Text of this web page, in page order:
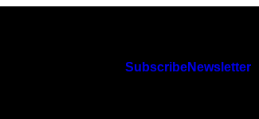
SubscribeNewsletter